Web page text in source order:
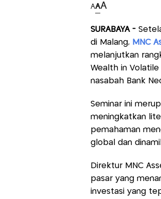
AAA
SURABAYA -
di Malang, MNC
melanjutkan
Wealth in Volatile
nasabah Bank
Seminar ini
meningkatkan
pemahaman
global dan
Direktur MNC
pasar yang
investasi yang